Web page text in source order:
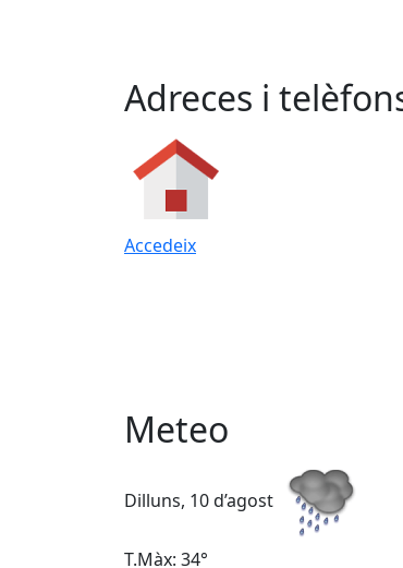
Adreces i
Accedeix
Meteo
Dilluns, 10 d’agost
T.Màx: 34°